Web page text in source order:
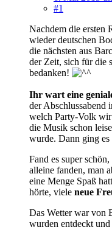
#1
Nachdem die ersten
wieder deutschen
die nächsten aus
der Zeit, sich für die
bedanken!
Ihr wart eine
der Abschlussabend
welch Party-Volk wir
die Musik schon
wurde. Dann ging
Fand es super
alleine fanden, man
eine Menge Spaß
hörte, viele neue
Das Wetter war von
wurden entdeckt